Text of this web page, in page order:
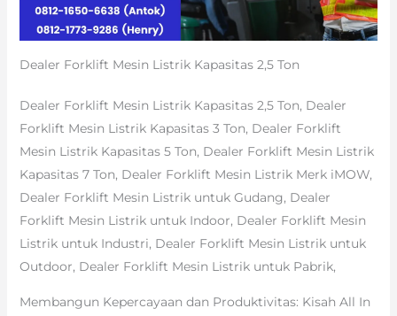
Dealer Forklift Mesin Listrik Kapasitas 2,5 Ton
Dealer Forklift Mesin Listrik Kapasitas 2,5 Ton, Dealer
Forklift Mesin Listrik Kapasitas 3 Ton, Dealer Forklift
Mesin Listrik Kapasitas 5 Ton, Dealer Forklift Mesin Listrik
Kapasitas 7 Ton, Dealer Forklift Mesin Listrik Merk iMOW,
Dealer Forklift Mesin Listrik untuk Gudang, Dealer
Forklift Mesin Listrik untuk Indoor, Dealer Forklift Mesin
Listrik untuk Industri, Dealer Forklift Mesin Listrik untuk
Outdoor, Dealer Forklift Mesin Listrik untuk Pabrik,
Membangun Kepercayaan dan Produktivitas: Kisah All In